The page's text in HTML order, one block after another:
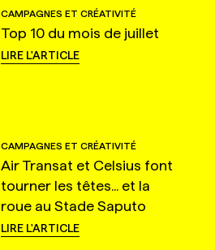
CAMPAGNES ET CRÉATIVITÉ
Top 10 du mois de juillet
LIRE L'ARTICLE
CAMPAGNES ET CRÉATIVITÉ
Air Transat et Celsius font
tourner les têtes... et la
roue au Stade Saputo
LIRE L'ARTICLE